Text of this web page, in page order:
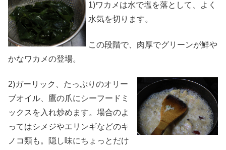
1)ワカメは水で塩を落として、よく
水気を切ります。
この段階で、肉厚でグリーンが鮮や
かなワカメの登場。
2)ガーリック、たっぷりのオリー
ブオイル、鷹の爪にシーフードミ
ックスを入れ炒めます。場合のよ
ってはシメジやエリンギなどのキ
ノコ類も。隠し味にちょっとだけ